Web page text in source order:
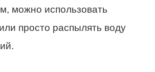
можно использовать
просто распылять воду